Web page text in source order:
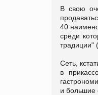
В свою
40
среди
традиции"
Сеть,
в
и большие